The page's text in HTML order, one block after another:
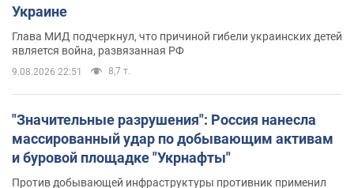
Украине
Глава МИД подчеркнул, что причиной гибели украинских детей
является война, развязанная РФ
9.08.2026 22:51 8,7 т.
"Значительные разрушения": Россия нанесла
массированный удар по добывающим активам
и буровой площадке "Укрнафты"
Против добывающей инфраструктуры противник применил